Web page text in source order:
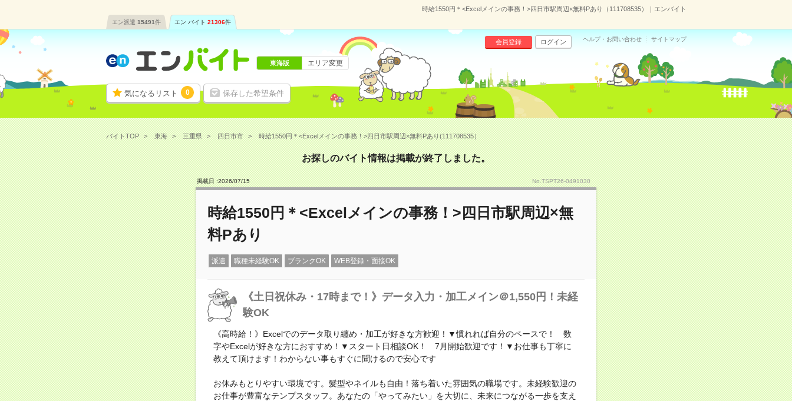
時給1550円＊<Excelメインの事務！>四日市駅周辺×無料Pあり（111708535）｜エンバイト
エン派遣 15491件 エン バイト 21306件
気になるリスト 0 保存した希望条件
会員登録 ログイン ヘルプ・お問い合わせ サイトマップ
東海版 エリア変更
バイトTOP 東海 三重県 四日市市 時給1550円＊<Excelメインの事務！>四日市駅周辺×無料Pあり(111708535）
お探しのバイト情報は掲載が終了しました。
掲載日 :2026/07/15 No.TSPT26-0491030
時給1550円＊<Excelメインの事務！>四日市駅周辺×無
料Pあり
派遣 職種未経験OK ブランクOK WEB登録・面接OK
《土日祝休み・17時まで！》データ入力・加工メイン＠1,550円！未経
験OK
《高時給！》Excelでのデータ取り纏め・加工が好きな方歓迎！▼慣れれば自分のペースで！ 数
字やExcelが好きな方におすすめ！▼スタート日相談OK！ 7月開始歓迎です！▼お仕事も丁寧に
教えて頂けます！わからない事もすぐに聞けるので安心です
お休みもとりやすい環境です。髪型やネイルも自由！落ち着いた雰囲気の職場です。未経験歓迎の
お仕事が豊富なテンプスタッフ。あなたの「やってみたい」を大切に、未来につながる一歩を支え